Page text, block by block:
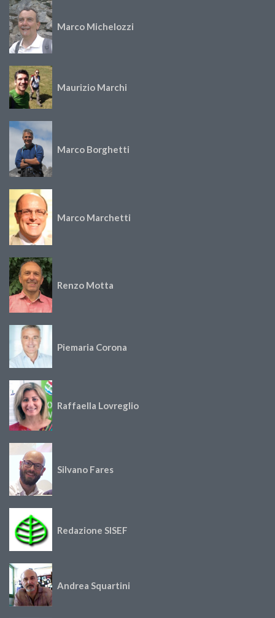
Marco Michelozzi
Maurizio Marchi
Marco Borghetti
Marco Marchetti
Renzo Motta
Piemaria Corona
Raffaella Lovreglio
Silvano Fares
Redazione SISEF
Andrea Squartini